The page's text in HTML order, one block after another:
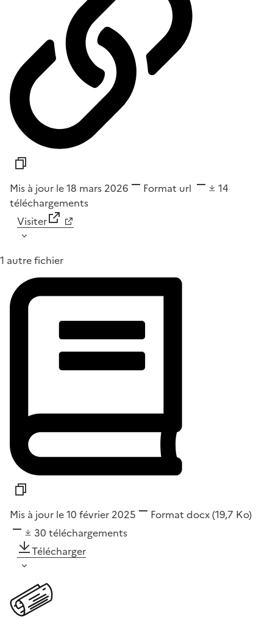
Mis à jour le 18 mars 2026 Format url
14
téléchargements
Visiter
1 autre fichier
Mis à jour le 10 février 2025 Format docx(19,7 Ko)
30 téléchargements
Télécharger